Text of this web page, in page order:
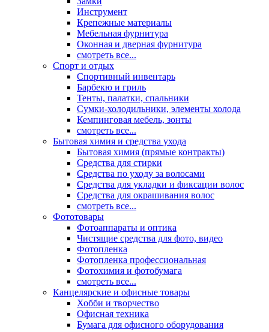
Инструмент
Крепежные материалы
Мебельная фурнитура
Оконная и дверная фурнитура
смотреть все...
Спорт и отдых
Спортивный инвентарь
Барбекю и гриль
Тенты, палатки, спальники
Сумки-холодильники, элементы холода
Кемпинговая мебель, зонты
смотреть все...
Бытовая химия и средства ухода
Бытовая химия (прямые контракты)
Средства для стирки
Средства по уходу за волосами
Средства для укладки и фиксации волос
Средства для окрашивания волос
смотреть все...
Фототовары
Фотоаппараты и оптика
Чистящие средства для фото, видео
Фотопленка
Фотопленка профессиональная
Фотохимия и фотобумага
смотреть все...
Канцелярские и офисные товары
Хобби и творчество
Офисная техника
Бумага для офисного оборудования